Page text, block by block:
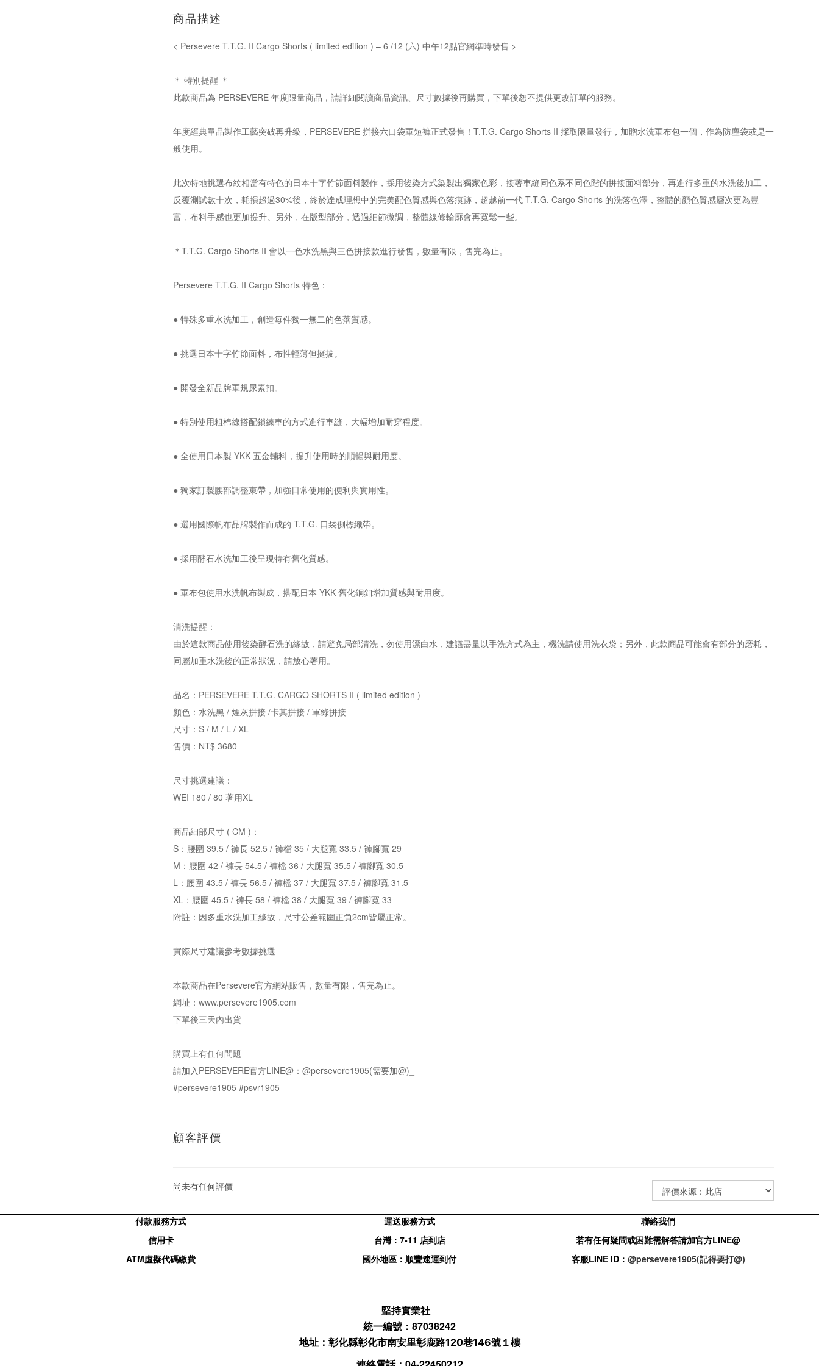
商品描述
< Persevere T.T.G. II Cargo Shorts ( limited edition ) – 6 /12 (六) 中午12點官網準時發售 >
＊ 特別提醒 ＊
此款商品為 PERSEVERE 年度限量商品，請詳細閱讀商品資訊、尺寸數據後再購買，下單後恕不提供更改訂單的服務。
年度經典單品製作工藝突破再升級，PERSEVERE 拼接六口袋軍短褲正式發售！T.T.G. Cargo Shorts II 採取限量發行，加贈水洗軍布包一個，作為防塵袋或是一
般使用。
此次特地挑選布紋相當有特色的日本十字竹節面料製作，採用後染方式染製出獨家色彩，接著車縫同色系不同色階的拼接面料部分，再進行多重的水洗後加工，
反覆測試數十次，耗損超過30%後，終於達成理想中的完美配色質感與色落痕跡，超越前一代 T.T.G. Cargo Shorts 的洗落色澤，整體的顏色質感層次更為豐
富，布料手感也更加提升。另外，在版型部分，透過細節微調，整體線條輪廓會再寬鬆一些。
＊T.T.G. Cargo Shorts II 會以一色水洗黑與三色拼接款進行發售，數量有限，售完為止。
Persevere T.T.G. II Cargo Shorts 特色：
● 特殊多重水洗加工，創造每件獨一無二的色落質感。
● 挑選日本十字竹節面料，布性輕薄但挺拔。
● 開發全新品牌軍規尿素扣。
● 特別使用粗棉線搭配鎖鍊車的方式進行車縫，大幅增加耐穿程度。
● 全使用日本製 YKK 五金輔料，提升使用時的順暢與耐用度。
● 獨家訂製腰部調整束帶，加強日常使用的便利與實用性。
● 選用國際帆布品牌製作而成的 T.T.G. 口袋側標織帶。
● 採用酵石水洗加工後呈現特有舊化質感。
● 軍布包使用水洗帆布製成，搭配日本 YKK 舊化銅釦增加質感與耐用度。
清洗提醒：
由於這款商品使用後染酵石洗的緣故，請避免局部清洗，勿使用漂白水，建議盡量以手洗方式為主，機洗請使用洗衣袋；另外，此款商品可能會有部分的磨耗，
同屬加重水洗後的正常狀況，請放心著用。
品名：PERSEVERE T.T.G. CARGO SHORTS II ( limited edition )
顏色：水洗黑 / 煙灰拼接 /卡其拼接 / 軍綠拼接
尺寸：S / M / L / XL
售價：NT$ 3680
尺寸挑選建議：
WEI 180 / 80 著用XL
商品細部尺寸 ( CM )：
S：腰圍 39.5 / 褲長 52.5 / 褲檔 35 / 大腿寬 33.5 / 褲腳寬 29
M：腰圍 42 / 褲長 54.5 / 褲檔 36 / 大腿寬 35.5 / 褲腳寬 30.5
L：腰圍 43.5 / 褲長 56.5 / 褲檔 37 / 大腿寬 37.5 / 褲腳寬 31.5
XL：腰圍 45.5 / 褲長 58 / 褲檔 38 / 大腿寬 39 / 褲腳寬 33
附註：因多重水洗加工緣故，尺寸公差範圍正負2cm皆屬正常。
實際尺寸建議參考數據挑選
本款商品在Persevere官方網站販售，數量有限，售完為止。
網址：www.persevere1905.com
下單後三天內出貨
購買上有任何問題
請加入PERSEVERE官方LINE@：@persevere1905(需要加@)_
#persevere1905 #psvr1905
顧客評價
尚未有任何評價
付款服務方式
信用卡
ATM虛擬代碼繳費
運送服務方式
台灣： 7-11 店到店
國外地區：順豐速運到付
聯絡我們
若有任何疑問或困難需解答請加官方LINE@
客服LINE ID： @persevere1905(記得要打@)
堅持實業社
統一編號：87038242
地址： 彰化縣彰化市南安里彰鹿路120巷146號１樓